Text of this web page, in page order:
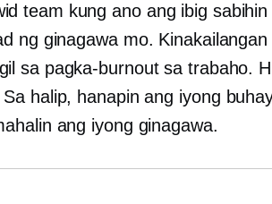
team kung ano ang ibig
ng ginagawa mo.
sa pagka-burnout sa trabaho.
halip, hanapin ang iyong
ang iyong ginagawa.